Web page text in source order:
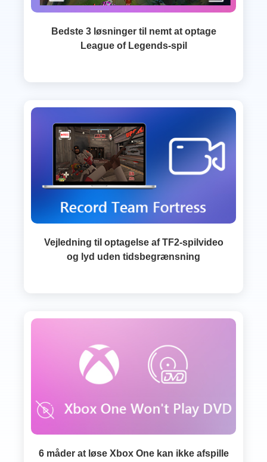
Bedste 3 løsninger til nemt at optage
League of Legends-spil
Vejledning til optagelse af TF2-spilvideo
og lyd uden tidsbegrænsning
6 måder at løse Xbox One kan ikke afspille